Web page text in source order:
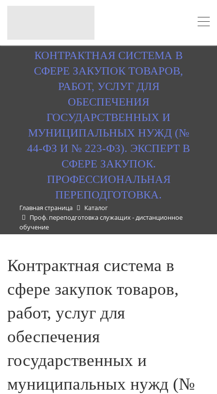
КОНТРАКТНАЯ СИСТЕМА В
СФЕРЕ ЗАКУПОК ТОВАРОВ,
РАБОТ, УСЛУГ ДЛЯ
ОБЕСПЕЧЕНИЯ
ГОСУДАРСТВЕННЫХ И
МУНИЦИПАЛЬНЫХ НУЖД (№
44-ФЗ И № 223-ФЗ). ЭКСПЕРТ В
СФЕРЕ ЗАКУПОК.
ПРОФЕССИОНАЛЬНАЯ
ПЕРЕПОДГОТОВКА.
Главная страница
Каталог
Проф. переподготовка служащих - дистанционное
обучение
Контрактная система в
сфере закупок товаров,
работ, услуг для
обеспечения
государственных и
муниципальных нужд (№